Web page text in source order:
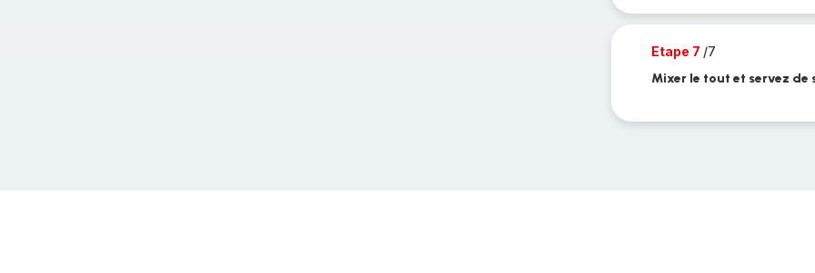
Etape 7 /7
Mixer le tout et servez de